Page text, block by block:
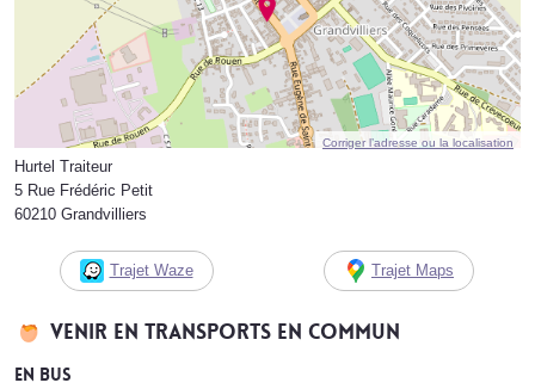
Corriger l’adresse ou la localisation
Hurtel Traiteur
5 Rue Frédéric Petit
60210 Grandvilliers
Trajet Waze Trajet Maps
Venir en transports en commun
En bus